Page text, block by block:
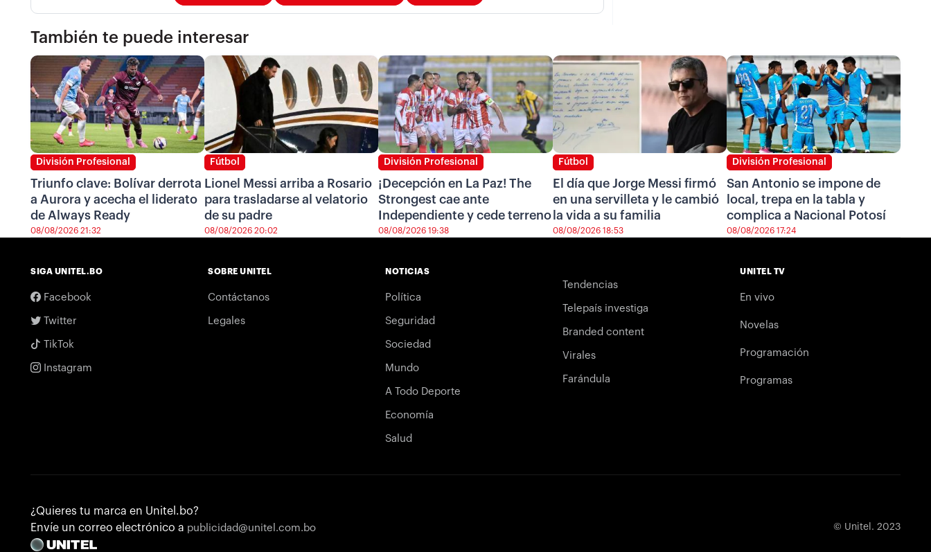
También te puede interesar
División Profesional
Triunfo clave: Bolívar derrota
a Aurora y acecha el liderato
de Always Ready
08/08/2026 21:32
Fútbol
Lionel Messi arriba a Rosario
para trasladarse al velatorio
de su padre
08/08/2026 20:02
División Profesional
¡Decepción en La Paz! The
Strongest cae ante
Independiente y cede terreno
08/08/2026 19:38
Fútbol
El día que Jorge Messi firmó
en una servilleta y le cambió
la vida a su familia
08/08/2026 18:53
División Profesional
San Antonio se impone de
local, trepa en la tabla y
complica a Nacional Potosí
08/08/2026 17:24
SIGA UNITEL.BO
Facebook
Twitter
TikTok
Instagram
SOBRE UNITEL
Contáctanos
Legales
NOTICIAS
Política
Seguridad
Sociedad
Mundo
A Todo Deporte
Economía
Salud
Tendencias
Telepaís investiga
Branded content
Virales
Farándula
UNITEL TV
En vivo
Novelas
Programación
Programas
¿Quieres tu marca en Unitel.bo?
Envíe un correo electrónico a publicidad@unitel.com.bo © Unitel. 2023